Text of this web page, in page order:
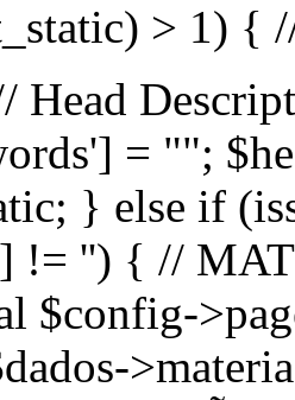
> 1) {
Head
= "";
} else if
!= '') { //
$config-